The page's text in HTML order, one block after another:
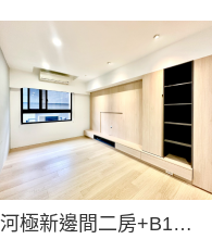
禮河極新邊間二房+B1平車